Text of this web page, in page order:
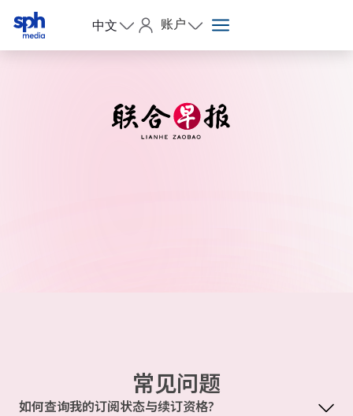
中文 账户
常见问题
如何查询我的订阅状态与续订资格?